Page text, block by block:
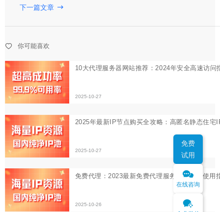
下一篇文章
你可能喜欢
免费
试用
在线咨询